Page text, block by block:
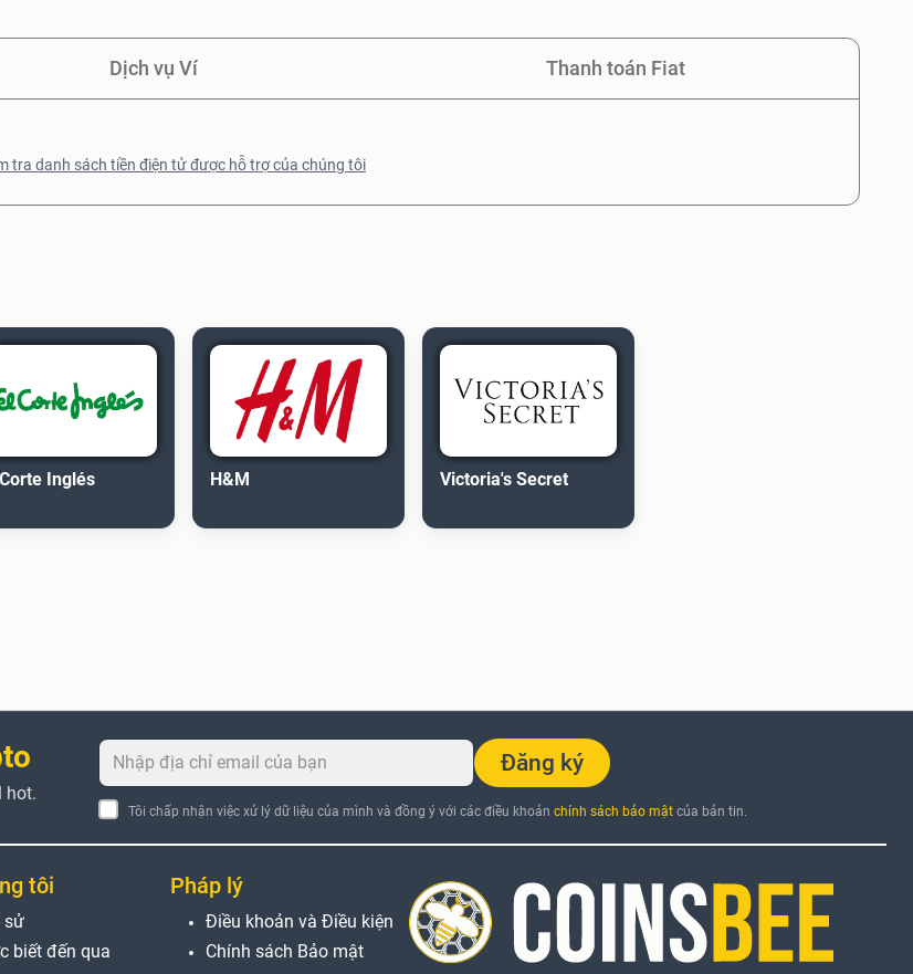
Dịch vụ Ví Thanh toán Fiat
tra danh sách tiền điện tử được hỗ trợ của chúng tôi
Inglés H&M Victoria's Secret
hot.
Đăng ký
Tôi chấp nhận việc xử lý dữ liệu của mình và đồng ý với các điều khoản chính sách bảo mậtcủa bản tin.
tôi
sử
biết đến qua
Pháp lý
Điều khoản và Điều kiện
Chính sách Bảo mật